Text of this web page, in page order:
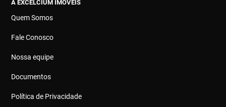
A EXCELCIUM IMÓVEIS
Quem Somos
Fale Conosco
Nossa equipe
Documentos
Política de Privacidade